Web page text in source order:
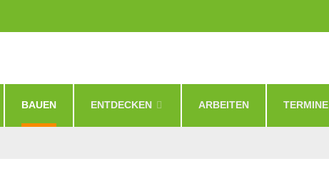
BAUEN ENTDECKEN ARBEITEN TERMINE